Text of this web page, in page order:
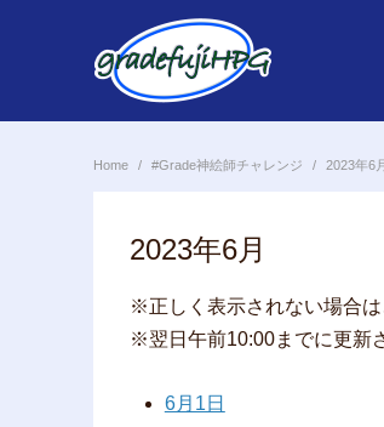
Home #Grade神絵師チャレンジ 2023年6
2023年6月
※正しく表示されない場合は
※翌日午前10:00までに更新
6月1日